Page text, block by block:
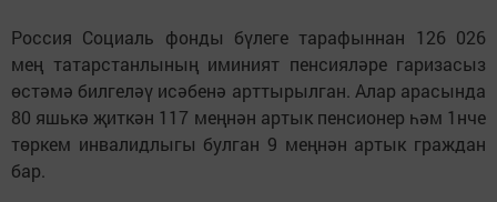
Россия Социаль фонды бүлеге тарафыннан 126 026
мең татарстанлының иминият пенсияләре гаризасыз
өстәмә билгеләү исәбенә арттырылган. Алар арасында
80 яшькә җиткән 117 меңнән артык пенсионер һәм 1нче
төркем инвалидлыгы булган 9 меңнән артык граждан
бар.